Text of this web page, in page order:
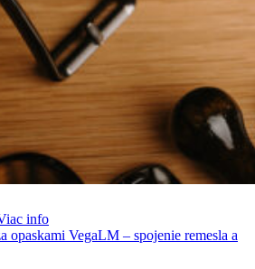
info
opaskami VegaLM – spojenie remesla a